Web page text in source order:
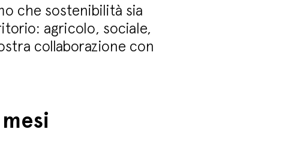
che sostenibilità sia
agricolo, sociale,
collaborazione con